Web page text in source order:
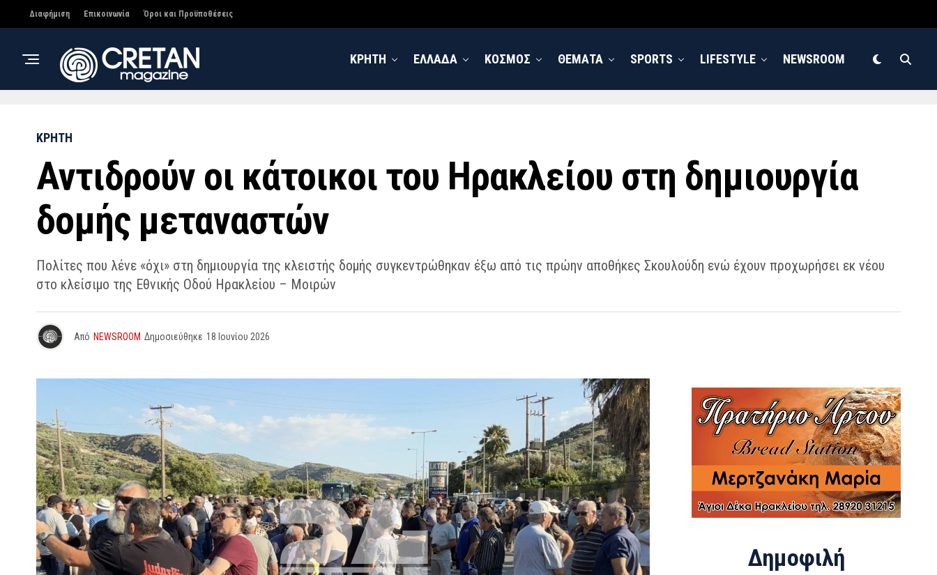
Διαφήμιση Επικοινωνία Όροι και Προϋποθέσεις
ΚΡΗΤΗ ΕΛΛΑΔΑ ΚΟΣΜΟΣ ΘΕΜΑΤΑ SPORTS LIFESTYLE NEWSROOM
ΚΡΗΤΗ
Αντιδρούν οι κάτοικοι του Ηρακλείου στη δημιουργία
δομής μεταναστών
Πολίτες που λένε «όχι» στη δημιουργία της κλειστής δομής συγκεντρώθηκαν έξω από τις πρώην αποθήκες Σκουλούδη ενώ έχουν προχωρήσει εκ νέου
στο κλείσιμο της Εθνικής Οδού Ηρακλείου – Μοιρών
Από NEWSROOM Δημοσιεύθηκε 18 Ιουνίου 2026
Δημοφιλή